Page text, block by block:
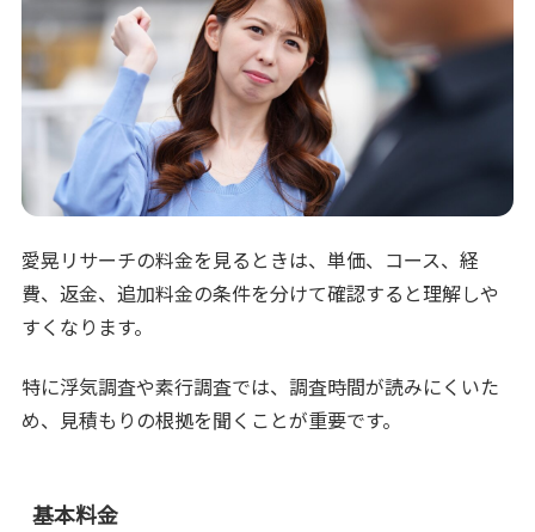
愛晃リサーチの料金を見るときは、単価、コース、経
費、返金、追加料金の条件を分けて確認すると理解しや
すくなります。
特に浮気調査や素行調査では、調査時間が読みにくいた
め、見積もりの根拠を聞くことが重要です。
基本料金